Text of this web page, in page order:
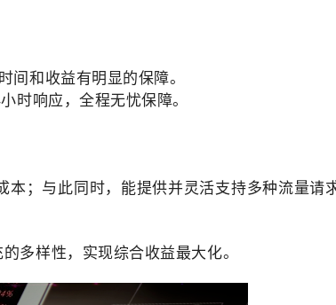
和收益有明显的保障。
时响应，全程无忧保障。
；与此同时，能提供并灵活支持多种流量请
多样性，实现综合收益最大化。